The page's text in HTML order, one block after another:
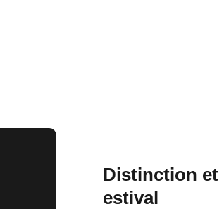
Distinction et
estival